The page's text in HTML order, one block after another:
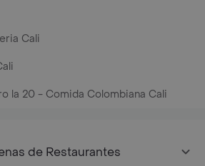
Cali
la 20 - Comida Colombiana Cali
de Restaurantes